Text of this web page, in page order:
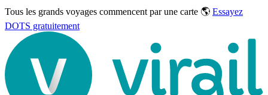
Tous les grands voyages commencent par une carte 🌎 Essayez
DOTS gratuitement